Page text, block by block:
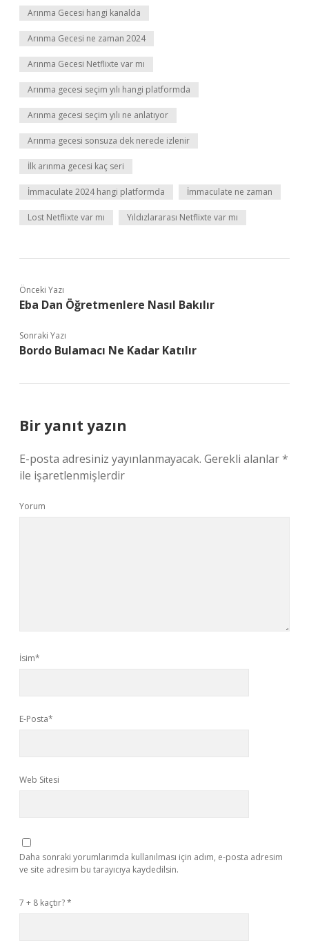
Arınma Gecesi hangi kanalda
Arınma Gecesi ne zaman 2024
Arınma Gecesi Netflixte var mı
Arınma gecesi seçim yılı hangi platformda
Arınma gecesi seçim yılı ne anlatıyor
Arınma gecesi sonsuza dek nerede izlenir
İlk arınma gecesi kaç seri
İmmaculate 2024 hangi platformda İmmaculate ne zaman
Lost Netflixte var mı Yıldızlararası Netflixte var mı
Önceki Yazı
Eba Dan Öğretmenlere Nasıl Bakılır
Sonraki Yazı
Bordo Bulamacı Ne Kadar Katılır
Bir yanıt yazın
E-posta adresiniz yayınlanmayacak. Gerekli alanlar*
ile işaretlenmişlerdir
Yorum
İsim*
E-Posta*
Web Sitesi
Daha sonraki yorumlarımda kullanılması için adım, e-posta adresim
ve site adresim bu tarayıcıya kaydedilsin.
7 + 8 kaçtır?*